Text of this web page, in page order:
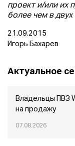
проект и/или их
более чем в
21.09.2015
Игорь Бахарев
Актуальное
Владельцы ПВЗ
на продажу
07.08.2026